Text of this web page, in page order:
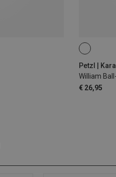
Petzl |
William
€ 26,95
BALL-LOCK